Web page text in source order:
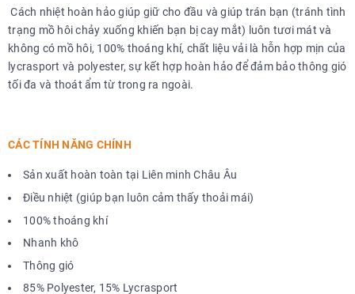
Cách nhiệt hoàn hảo giúp giữ cho đầu và giúp trán bạn (tránh tình
trạng mồ hôi chảy xuống khiến bạn bị cay mắt) luôn tươi mát và
không có mồ hôi, 100% thoáng khí, chất liệu vải là hỗn hợp mịn của
lycrasport và polyester, sự kết hợp hoàn hảo để đảm bảo thông gió
tối đa và thoát ẩm từ trong ra ngoài.
CÁC TÍNH NĂNG CHÍNH
Sản xuất hoàn toàn tại Liên minh Châu Âu
Điều nhiệt (giúp bạn luôn cảm thấy thoải mái)
100% thoáng khí
Nhanh khô
Thông gió
85% Polyester, 15% Lycrasport